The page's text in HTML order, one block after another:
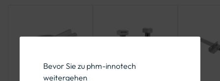
Bevor Sie zu phm-innotech
weitergehen